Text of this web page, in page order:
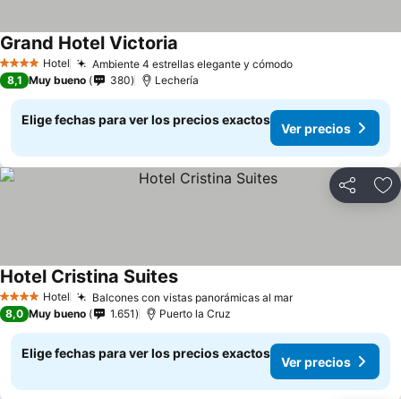
4 EstrellasHotel Ambiente 4 estrellas elegante y cómodo
Grand Hotel Victoria
8,1 Muy bueno 380 Lechería
Elige fechas para ver los precios exactos
Ver precios
Compartir
4 EstrellasHotel Balcones con vistas panorámicas al mar
Hotel Cristina Suites
8,0 Muy bueno 1.651 Puerto la Cruz
Elige fechas para ver los precios exactos
Ver precios